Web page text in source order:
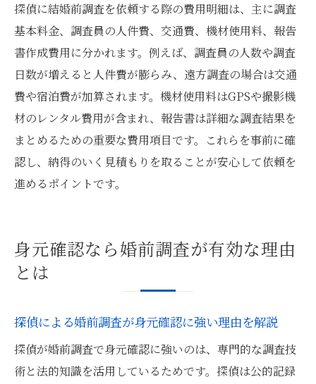
探偵に結婚前調査を依頼する際の費用明細は、主に調査
基本料金、調査員の人件費、交通費、機材使用料、報告
書作成費用に分かれます。例えば、調査員の人数や調査
日数が増えると人件費が膨らみ、遠方調査の場合は交通
費や宿泊費が加算されます。機材使用料はGPSや撮影機
材のレンタル費用が含まれ、報告書は詳細な調査結果を
まとめるための重要な費用項目です。これらを事前に確
認し、納得のいく見積もりを取ることが安心して依頼を
進めるポイントです。
身元確認なら婚前調査が有効な理由
とは
探偵による婚前調査が身元確認に強い理由を解説
探偵が婚前調査で身元確認に強いのは、専門的な調査技
術と法的知識を活用しているためです。探偵は公的記録